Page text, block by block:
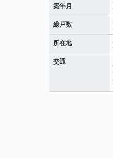
築年月
総戸数
所在地
交通